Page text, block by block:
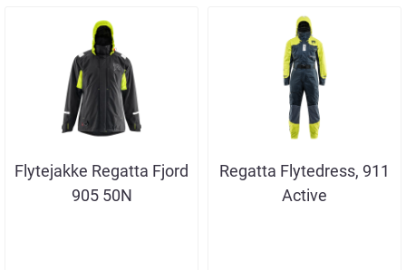
Flytejakke Regatta Fjord
905 50N
Regatta Flytedress, 911
Active